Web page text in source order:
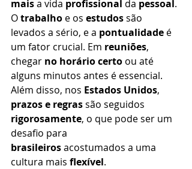
mais a vida profissional da pessoal.
O trabalho e os estudos são
levados a sério, e a pontualidade é
um fator crucial. Em reuniões,
chegar no horário certo ou até
alguns minutos antes é essencial.
Além disso, nos Estados Unidos,
prazos e regras são seguidos
rigorosamente, o que pode ser um
desafio para
brasileiros acostumados a uma
cultura mais flexível.